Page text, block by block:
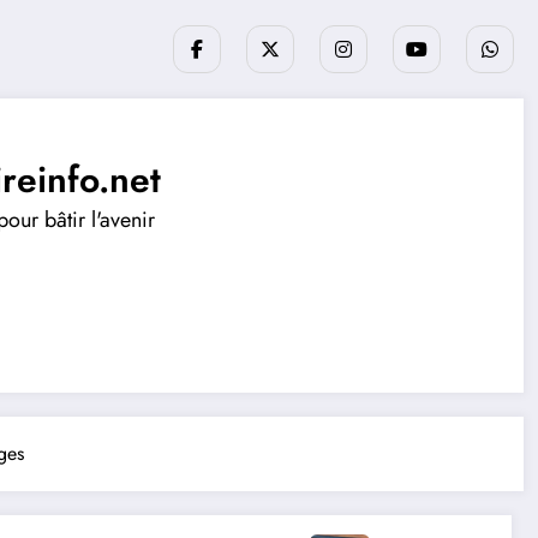
bâtir l'avenir